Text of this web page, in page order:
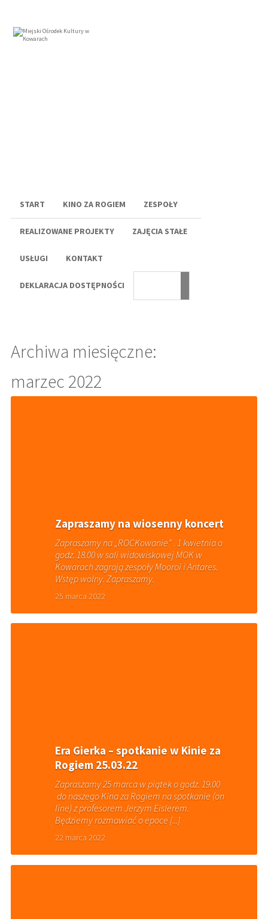
START KINO ZA ROGIEM ZESPOŁY
REALIZOWANE PROJEKTY ZAJĘCIA STAŁE
USŁUGI KONTAKT
DEKLARACJA DOSTĘPNOŚCI
Archiwa miesięczne:
marzec 2022
Zapraszamy na wiosenny koncert
Zapraszamy na „ROCKowanie” . 1 kwietnia o
godz. 18.00 w sali widowiskowej MOK w
Kowarach zagrają zespoły Mooroi i Antares.
Wstęp wolny. Zapraszamy.
25 marca 2022
Era Gierka – spotkanie w Kinie za
Rogiem 25.03.22
Zapraszamy 25 marca w piątek o godz. 19.00
do naszego Kina za Rogiem na spotkanie (on
line) z profesorem Jerzym Eislerem.
Będziemy rozmawiać o epoce [...]
22 marca 2022